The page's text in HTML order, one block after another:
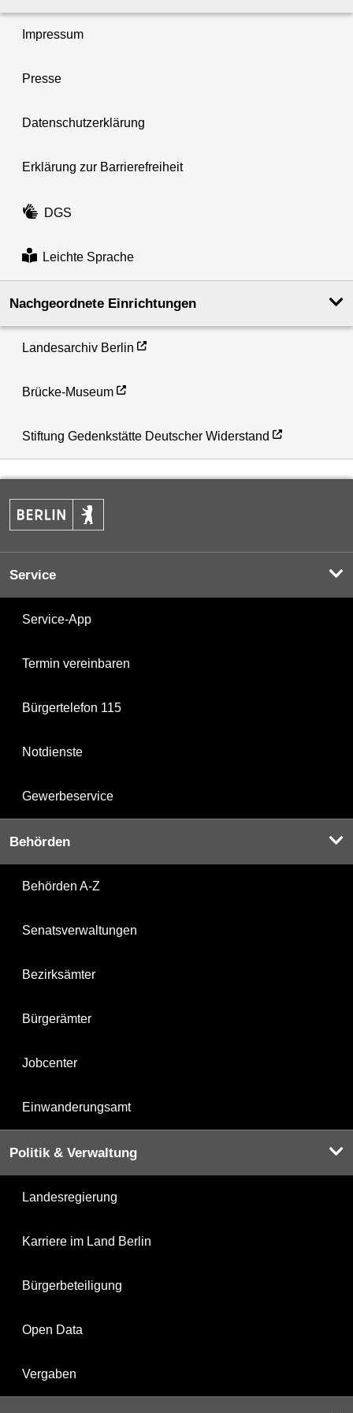
Impressum
Presse
Datenschutzerklärung
Erklärung zur Barrierefreiheit
DGS
Leichte Sprache
Nachgeordnete Einrichtungen
Landesarchiv Berlin
Brücke-Museum
Stiftung Gedenkstätte Deutscher Widerstand
Service
Service-App
Termin vereinbaren
Bürgertelefon 115
Notdienste
Gewerbeservice
Behörden
Behörden A-Z
Senatsverwaltungen
Bezirksämter
Bürgerämter
Jobcenter
Einwanderungsamt
Politik & Verwaltung
Landesregierung
Karriere im Land Berlin
Bürgerbeteiligung
Open Data
Vergaben